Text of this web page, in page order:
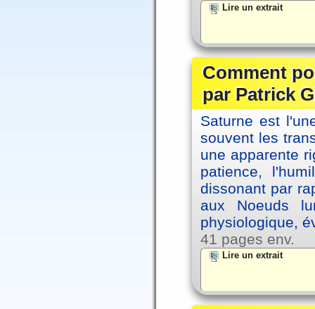
Lire un extrait
Comment
par Patrick
Saturne est
souvent les
une apparente
patience,
dissonant par
aux Noeuds
physiologique,
41 pages env.
Lire un extrait